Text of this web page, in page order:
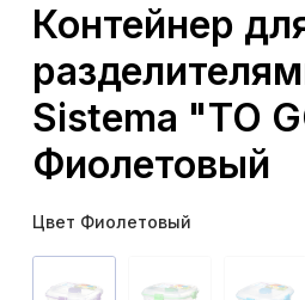
Контейнер
Sistema "TO
Фиолетовый
Цвет Фиолетовый